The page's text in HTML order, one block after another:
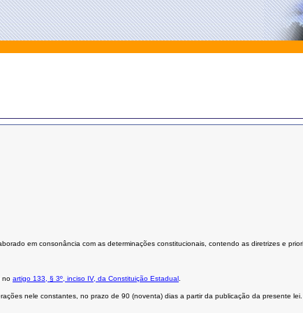
em consonância com as determinações constitucionais, contendo as diretrizes e
no artigo 133, § 3º, inciso IV, da Constituição Estadual
nele constantes, no prazo de 90 (noventa) dias a partir da publicação da presente lei.